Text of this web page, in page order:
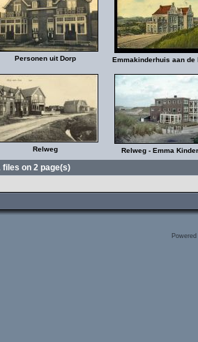
Personen uit Dorp Emmakinderhuis aan de
Relweg Relweg - Emma
files on 2 page(s)